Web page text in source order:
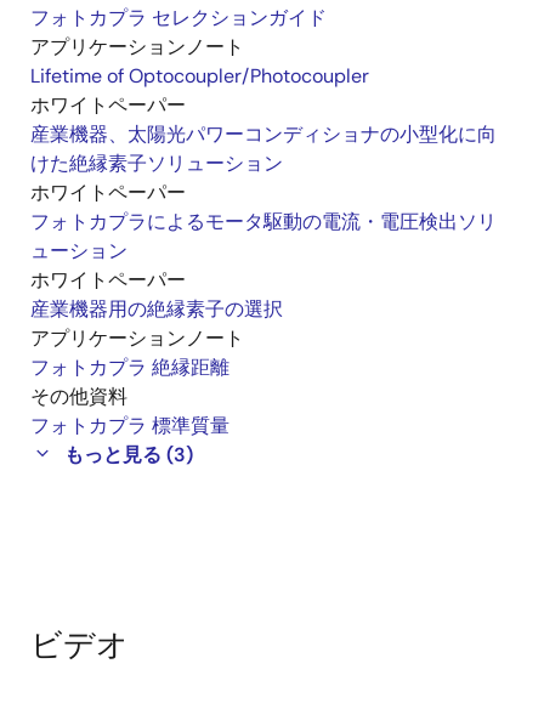
フォトカプラ セレクションガイド
アプリケーションノート
Lifetime of Optocoupler/Photocoupler
ホワイトペーパー
産業機器、太陽光パワーコンディショナの小型化に向
けた絶縁素子ソリューション
ホワイトペーパー
フォトカプラによるモータ駆動の電流・電圧検出ソリ
ューション
ホワイトペーパー
産業機器用の絶縁素子の選択
アプリケーションノート
フォトカプラ 絶縁距離
その他資料
フォトカプラ 標準質量
もっと見る (3)
ビデオ